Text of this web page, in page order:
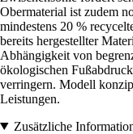
Obermaterial ist zudem
mindestens 20 %
bereits hergestellter
Abhängigkeit von
ökologischen
verringern. Modell
Leistungen.
Zusätzliche